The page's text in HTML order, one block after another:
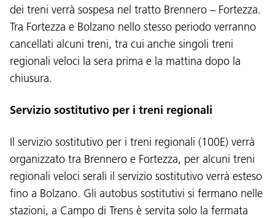
dei treni verrà sospesa nel tratto Brennero – Fortezza.
Tra Fortezza e Bolzano nello stesso periodo verranno
cancellati alcuni treni, tra cui anche singoli treni
regionali veloci la sera prima e la mattina dopo la
chiusura.
Servizio sostitutivo per i treni regionali
Il servizio sostitutivo per i treni regionali (100E) verrà
organizzato tra Brennero e Fortezza, per alcuni treni
regionali veloci serali il servizio sostitutivo verrà esteso
fino a Bolzano. Gli autobus sostitutivi si fermano nelle
stazioni, a Campo di Trens è servita solo la fermata